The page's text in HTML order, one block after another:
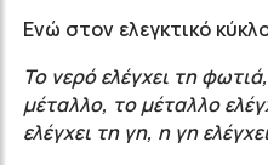
Ενώ στον ελεγκτικό
Το νερό ελέγχει τη
μέταλλο, το μέταλλο
ελέγχει τη γη, η γη